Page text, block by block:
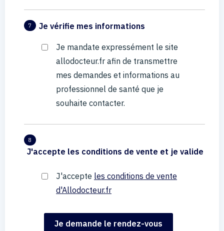
7 Je vérifie mes informations
Je mandate expressément le site
allodocteur.fr afin de transmettre
mes demandes et informations au
professionnel de santé que je
souhaite contacter.
8
J'accepte les conditions de vente et je valide
J'accepte les conditions de vente
d'Allodocteur.fr